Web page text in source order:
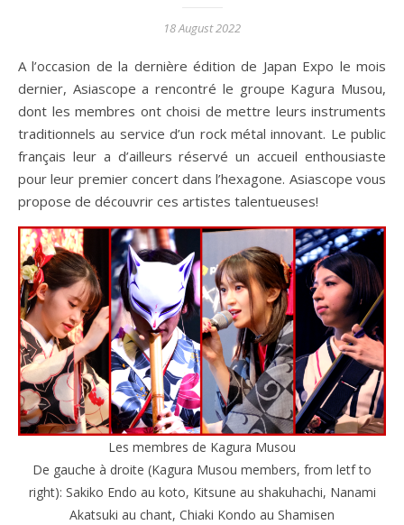
18 August 2022
A l’occasion de la dernière édition de Japan Expo le mois
dernier, Asiascope a rencontré le groupe Kagura Musou,
dont les membres ont choisi de mettre leurs instruments
traditionnels au service d’un rock métal innovant. Le public
français leur a d’ailleurs réservé un accueil enthousiaste
pour leur premier concert dans l’hexagone. Asiascope vous
propose de découvrir ces artistes talentueuses!
Les membres de Kagura Musou
De gauche à droite (Kagura Musou members, from letf to
right): Sakiko Endo au koto, Kitsune au shakuhachi, Nanami
Akatsuki au chant, Chiaki Kondo au Shamisen